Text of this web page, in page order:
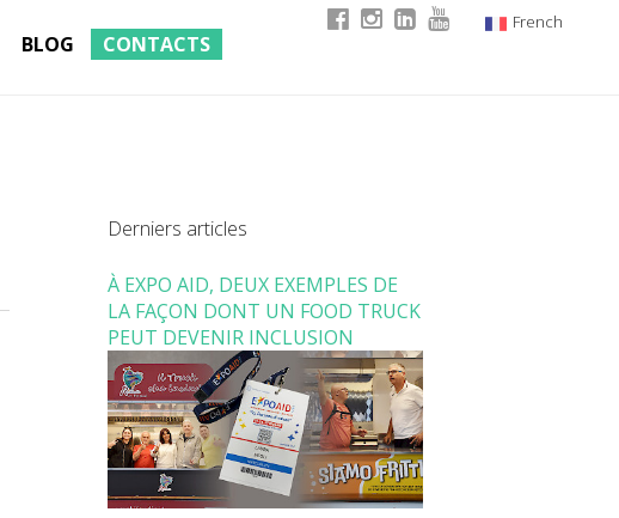
French
BLOG CONTACTS
Derniers articles
À EXPO AID, DEUX EXEMPLES DE
LA FAÇON DONT UN FOOD TRUCK
PEUT DEVENIR INCLUSION